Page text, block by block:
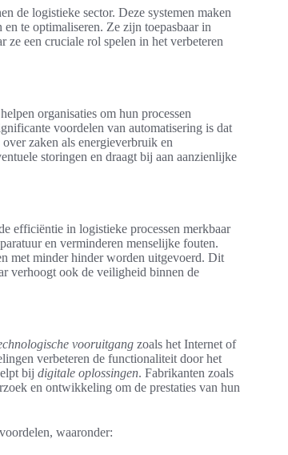
de logistieke sector. Deze systemen maken
te optimaliseren. Ze zijn toepasbaar in
een cruciale rol spelen in het verbeteren
organisaties om hun processen
voordelen van automatisering is dat
zaken als energieverbruik en
storingen en draagt bij aan aanzienlijke
efficiëntie in logistieke processen merkbaar
en verminderen menselijke fouten.
met minder hinder worden uitgevoerd. Dit
verhoogt ook de veiligheid binnen de
vooruitgang zoals het Internet of
verbeteren de functionaliteit door het
bij digitale oplossingen. Fabrikanten zoals
en ontwikkeling om de prestaties van hun
waaronder: